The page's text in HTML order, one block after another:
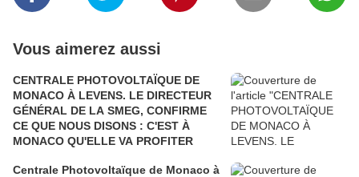
Vous aimerez aussi
CENTRALE PHOTOVOLTAÏQUE DE
MONACO À LEVENS. LE DIRECTEUR
GÉNÉRAL DE LA SMEG, CONFIRME
CE QUE NOUS DISONS : C'EST À
MONACO QU'ELLE VA PROFITER
Centrale Photovoltaïque de Monaco à